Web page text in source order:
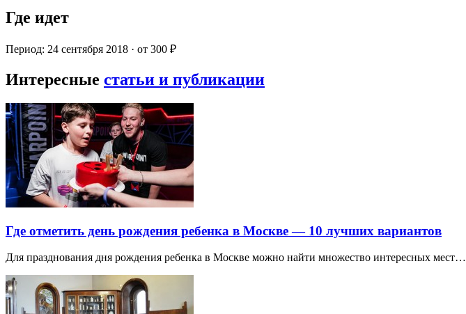
Где идет
Период: 24 сентября 2018 · от 300 ₽
Интересные статьи и публикации
Где отметить день рождения ребенка в Москве — 10 лучших вариантов
Для празднования дня рождения ребенка в Москве можно найти множество интересных мест…